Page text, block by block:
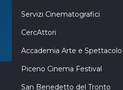
Servizi Cinematografici
CercAttori
Accademia Arte e Spettacolo
Piceno Cinema Festival
San Benedetto del Tronto